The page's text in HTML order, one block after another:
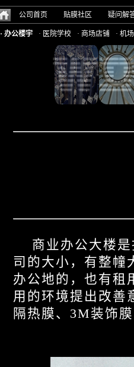
公司首页 贴膜社区 疑问解
· 办公楼宇 · 医院学校 · 商场店铺 · 机
商业办公大楼
司的大小，有整幢
办公地的，也有租
用的环境提出改善
隔热膜、3M装饰